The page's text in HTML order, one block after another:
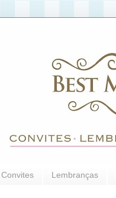
Convites Lembranças